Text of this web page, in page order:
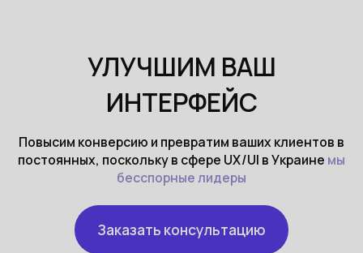
УЛУЧШИМ ВАШ
ИНТЕРФЕЙС
Повысим конверсию и превратим ваших клиентов в
постоянных, поскольку в сфере UX/UI в Украине мы
бесспорные лидеры
Заказать консультацию